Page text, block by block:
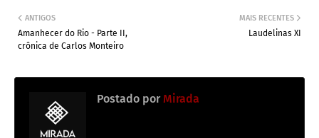
MAIS RECENTES
Laudelinas XI
ANTIGOS
Amanhecer do Rio - Parte II,
crônica de Carlos Monteiro
Postado por Mirada